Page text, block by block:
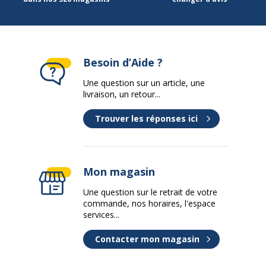
Besoin d’Aide ?
Une question sur un article, une
livraison, un retour...
Trouver les réponses ici
Mon magasin
Une question sur le retrait de votre
commande, nos horaires, l'espace
services...
Contacter mon magasin